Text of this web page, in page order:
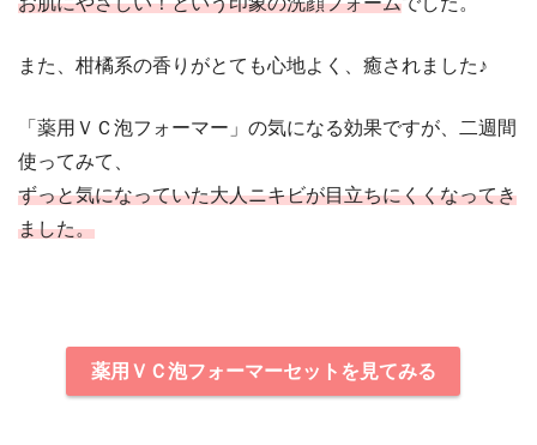
また、柑橘系の香りがとても心地よく、癒されました♪
「薬用ＶＣ泡フォーマー」の気になる効果ですが、二週間
使ってみて、
ずっと気になっていた大人ニキビが目立ちにくくなってき
ました。
薬用ＶＣ泡フォーマーセットを見てみる